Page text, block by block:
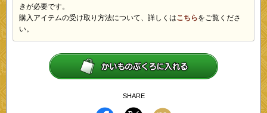
きが必要です。
購入アイテムの受け取り方法について、詳しくはこちらをご覧くださ
い。
SHARE